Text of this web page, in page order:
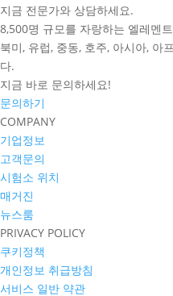
지금 전문가와 상담하세요.
8,500명 규모를 자랑하는 엘레멘
북미, 유럽, 중동, 호주, 아시아, 아
다.
지금 바로 문의하세요!
문의하기
COMPANY
기업정보
고객문의
시험소 위치
매거진
뉴스룸
PRIVACY POLICY
쿠키정책
개인정보 취급방침
서비스 일반 약관